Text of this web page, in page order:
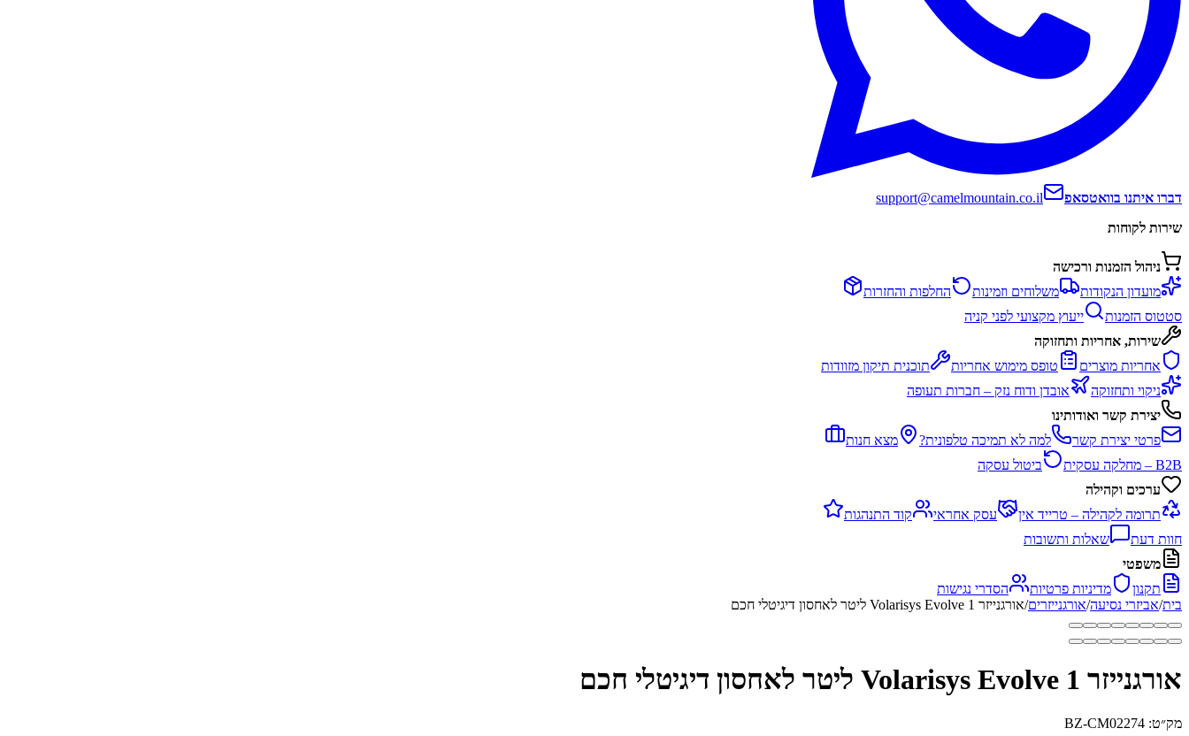
דברו איתנו בוואטסאפ
support@camelmountain.co.il
שירות לקוחות
ניהול הזמנות ורכישה
מועדון הנקודות
משלוחים וזמינות
החלפות והחזרות
סטטוס הזמנות
ייעוץ מקצועי לפני קניה
שירות, אחריות ותחזוקה
אחריות מוצרים
טופס מימוש אחריות
תוכנית תיקון מזוודות
ניקוי ותחזוקה
אובדן ודוח נזק – חברות תעופה
יצירת קשר ואודותינו
פרטי יצירת קשר
למה לא תמיכה טלפונית?
מצא חנות
B2B – מחלקה עסקית
ביטול עסקה
ערכים וקהילה
תרומה לקהילה – טרייד אין
עסק אחראי
קוד התנהגות
חוות דעת
שאלות ותשובות
משפטי
תקנון
מדיניות פרטיות
הסדרי נגישות
בית/אביזרי נסיעה/אורגנייזרים/אורגנייזר Volarisys Evolve 1 ליטר לאחסון דיגיטלי חכם
אורגנייזר Volarisys Evolve 1 ליטר לאחסון דיגיטלי חכם
מק״ט: BZ-CM02274